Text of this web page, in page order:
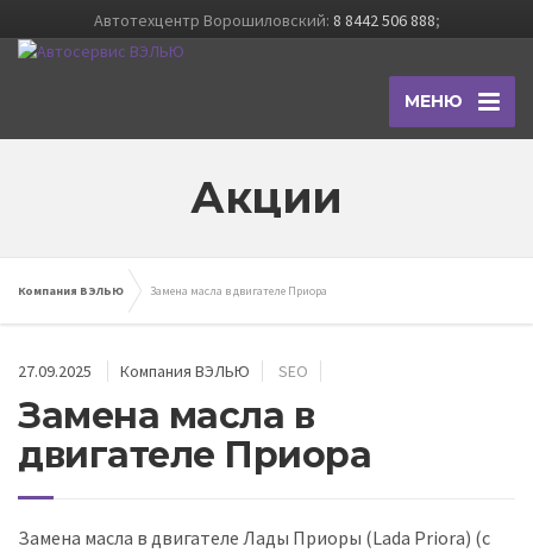
Автотехцентр Ворошиловский: 8 8442 506 888;
МЕНЮ
Акции
Компания ВЭЛЬЮ Замена масла в двигателе Приора
27.09.2025 Компания ВЭЛЬЮ SEO
Замена масла в
двигателе Приора
Замена масла в двигателе Лады Приоры (Lada Priora) (с